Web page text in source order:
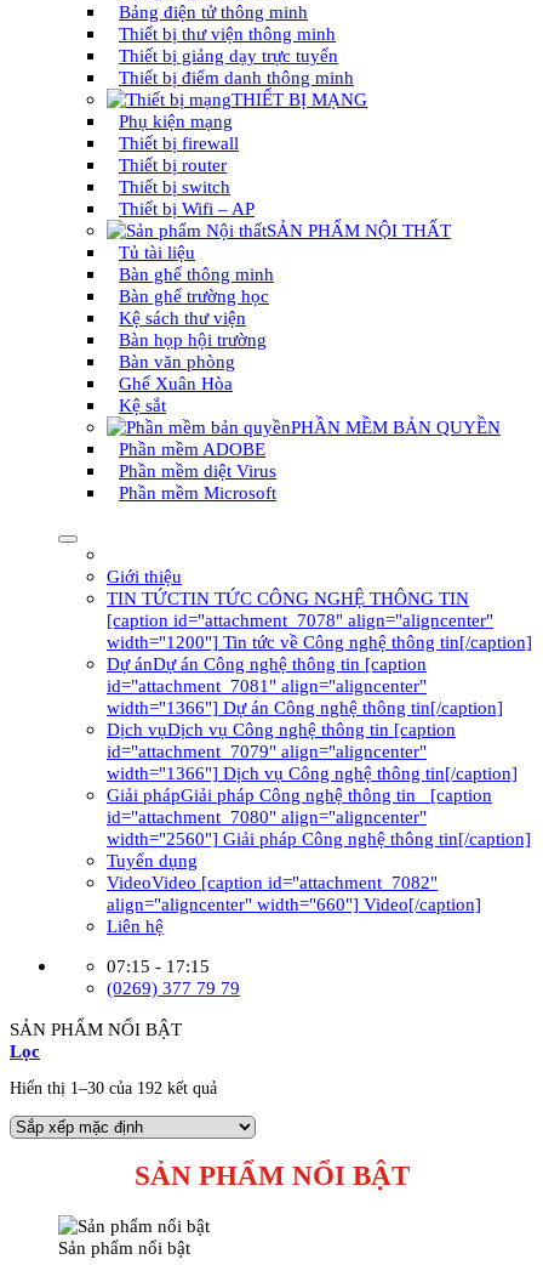
Bảng điện tử thông minh
Thiết bị thư viện thông minh
Thiết bị giảng dạy trực tuyến
Thiết bị điểm danh thông minh
THIẾT BỊ MẠNG
Phụ kiện mạng
Thiết bị firewall
Thiết bị router
Thiết bị switch
Thiết bị Wifi – AP
SẢN PHẨM NỘI THẤT
Tủ tài liệu
Bàn ghế thông minh
Bàn ghế trường học
Kệ sách thư viện
Bàn họp hội trường
Bàn văn phòng
Ghế Xuân Hòa
Kệ sắt
PHẦN MỀM BẢN QUYỀN
Phần mềm ADOBE
Phần mềm diệt Virus
Phần mềm Microsoft
Giới thiệu
TIN TỨCTIN TỨC CÔNG NGHỆ THÔNG TIN
[caption id="attachment_7078" align="aligncenter"
width="1200"] Tin tức về Công nghệ thông tin[/caption]
Dự ánDự án Công nghệ thông tin [caption
id="attachment_7081" align="aligncenter"
width="1366"] Dự án Công nghệ thông tin[/caption]
Dịch vụDịch vụ Công nghệ thông tin [caption
id="attachment_7079" align="aligncenter"
width="1366"] Dịch vụ Công nghệ thông tin[/caption]
Giải phápGiải pháp Công nghệ thông tin [caption
id="attachment_7080" align="aligncenter"
width="2560"] Giải pháp Công nghệ thông tin[/caption]
Tuyển dụng
VideoVideo [caption id="attachment_7082"
align="aligncenter" width="660"] Video[/caption]
Liên hệ
07:15 - 17:15
(0269) 377 79 79
SẢN PHẨM NỔI BẬT
Lọc
Hiển thị 1–30 của 192 kết quả
SẢN PHẨM NỔI BẬT
Sản phẩm nổi bật